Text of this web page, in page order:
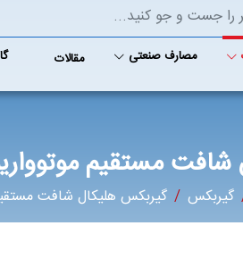
مصارف صنعتی مقالات
مستقیم
گیربکس گیربکس هلیکال شافت